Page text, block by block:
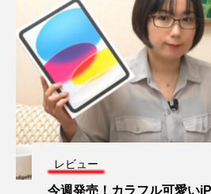
レビュー
今週発売！カラフル可愛い